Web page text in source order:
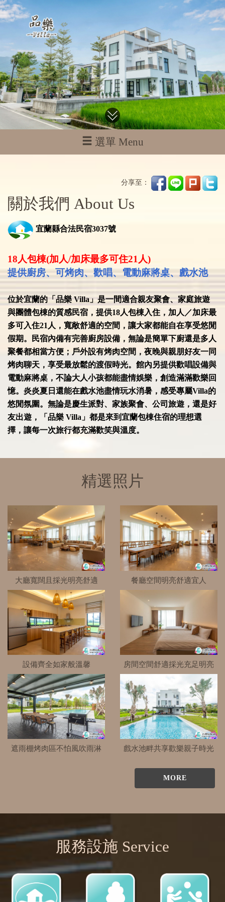
選單 Menu
分享至：
關於我們 About Us
宜蘭縣合法民宿3037號
18人包棟(加人/加床最多可住21人)
提供廚房、可烤肉、歡唱、電動麻將桌、戲水池
位於宜蘭的「品樂 Villa」是一間適合親友聚會、家庭旅遊
與團體包棟的質感民宿，提供18人包棟入住，加人／加床最
多可入住21人，寬敞舒適的空間，讓大家都能自在享受悠閒
假期。民宿內備有完善廚房設備，無論是簡單下廚還是多人
聚餐都相當方便；戶外設有烤肉空間，夜晚與親朋好友一同
烤肉聊天，享受最放鬆的渡假時光。館內另提供歡唱設備與
電動麻將桌，不論大人小孩都能盡情娛樂，創造滿滿歡樂回
憶。炎炎夏日還能在戲水池盡情玩水消暑，感受專屬Villa的
悠閒氛圍。無論是慶生派對、家族聚會、公司旅遊，還是好
友出遊，「品樂 Villa」都是來到宜蘭包棟住宿的理想選
擇，讓每一次旅行都充滿歡笑與溫度。
精選照片
大廳寬闊且採光明亮舒適 餐廳空間明亮舒適宜人
設備齊全如家般溫馨 房間空間舒適採光充足明亮
遮雨棚烤肉區不怕風吹雨淋 戲水池畔共享歡樂親子時光
MORE
服務設施 Service